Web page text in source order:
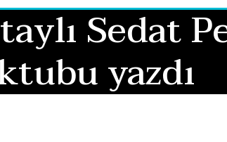
Sedat
yazdı